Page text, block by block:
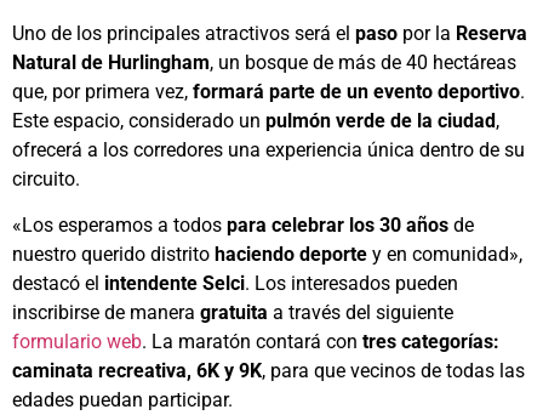
Uno de los principales atractivos será el paso por la Reserva
Natural de Hurlingham, un bosque de más de 40 hectáreas
que, por primera vez, formará parte de un evento deportivo.
Este espacio, considerado un pulmón verde de la ciudad,
ofrecerá a los corredores una experiencia única dentro de su
circuito.
«Los esperamos a todos para celebrar los 30 años de
nuestro querido distrito haciendo deporte y en comunidad»,
destacó el intendente Selci. Los interesados pueden
inscribirse de manera gratuita a través del siguiente
formulario web. La maratón contará con tres categorías:
caminata recreativa, 6K y 9K, para que vecinos de todas las
edades puedan participar.